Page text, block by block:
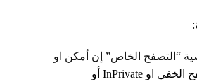
“التصفح الخاص” إن أمكن او
المتصفح الخفي او InPrivate أو